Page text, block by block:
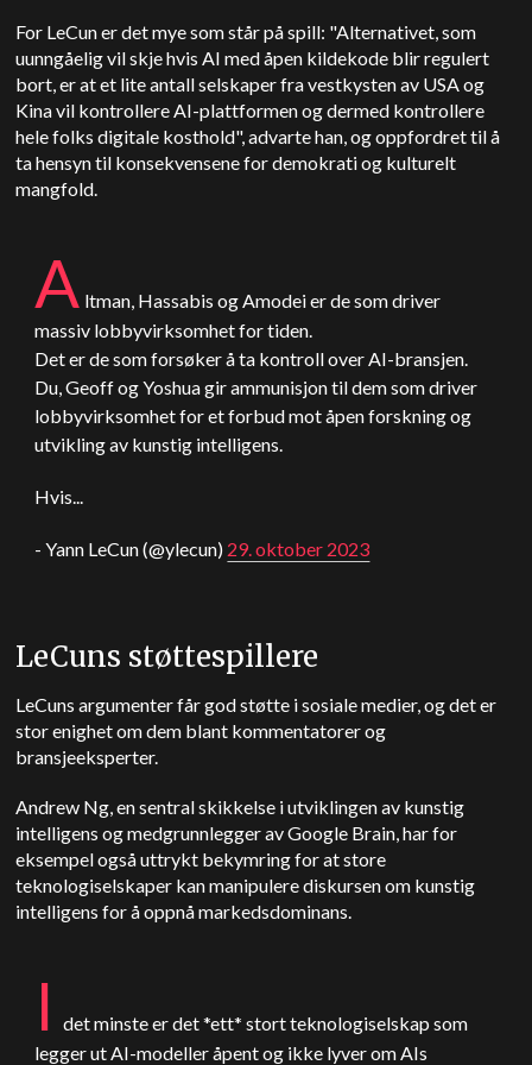
For LeCun er det mye som står på spill: "Alternativet, som
uunngåelig vil skje hvis AI med åpen kildekode blir regulert
bort, er at et lite antall selskaper fra vestkysten av USA og
Kina vil kontrollere AI-plattformen og dermed kontrollere
hele folks digitale kosthold", advarte han, og oppfordret til å
ta hensyn til konsekvensene for demokrati og kulturelt
mangfold.
A ltman, Hassabis og Amodei er de som driver
massiv lobbyvirksomhet for tiden.
Det er de som forsøker å ta kontroll over AI-bransjen.
Du, Geoff og Yoshua gir ammunisjon til dem som driver
lobbyvirksomhet for et forbud mot åpen forskning og
utvikling av kunstig intelligens.
Hvis...
- Yann LeCun (@ylecun) 29. oktober 2023
LeCuns støttespillere
LeCuns argumenter får god støtte i sosiale medier, og det er
stor enighet om dem blant kommentatorer og
bransjeeksperter.
Andrew Ng, en sentral skikkelse i utviklingen av kunstig
intelligens og medgrunnlegger av Google Brain, har for
eksempel også uttrykt bekymring for at store
teknologiselskaper kan manipulere diskursen om kunstig
intelligens for å oppnå markedsdominans.
I
det minste er det *ett* stort teknologiselskap som
legger ut AI-modeller åpent og ikke lyver om AIs